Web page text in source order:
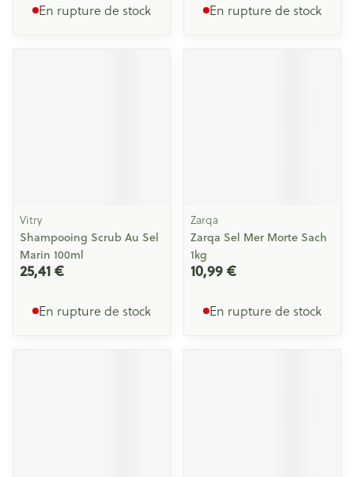
En rupture de stock En rupture de stock
Vitry
Shampooing Scrub Au Sel
Marin 100ml
25,41 €
En rupture de stock
Zarqa
Zarqa Sel Mer Morte Sach
1kg
10,99 €
En rupture de stock